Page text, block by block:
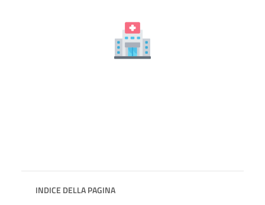
INDICE DELLA PAGINA